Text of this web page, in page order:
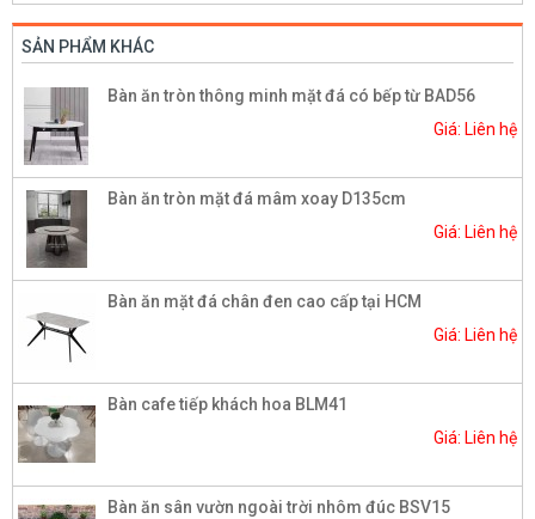
SẢN PHẨM KHÁC
Bàn ăn tròn thông minh mặt đá có bếp từ BAD56
Giá: Liên hệ
Bàn ăn tròn mặt đá mâm xoay D135cm
Giá: Liên hệ
Bàn ăn mặt đá chân đen cao cấp tại HCM
Giá: Liên hệ
Bàn cafe tiếp khách hoa BLM41
Giá: Liên hệ
Bàn ăn sân vườn ngoài trời nhôm đúc BSV15